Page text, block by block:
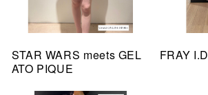
STAR WARS meets GEL
ATO PIQUE
FRAY I.D